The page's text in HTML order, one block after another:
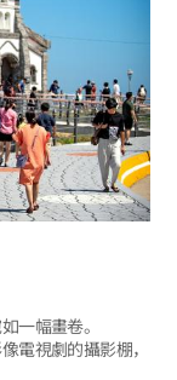
一幅畫卷。
電視劇的攝影棚，